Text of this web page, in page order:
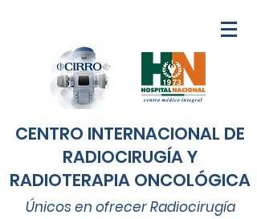
CENTRO INTERNACIONAL DE
RADIOCIRUGÍA Y
RADIOTERAPIA ONCOLÓGICA
Únicos en ofrecer Radiocirugía